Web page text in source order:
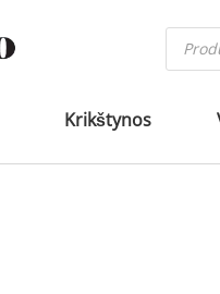
search
Krikštynos